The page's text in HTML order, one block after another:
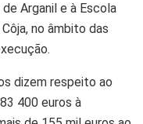
Arganil e à Escola
no âmbito das
dizem respeito ao
400 euros à